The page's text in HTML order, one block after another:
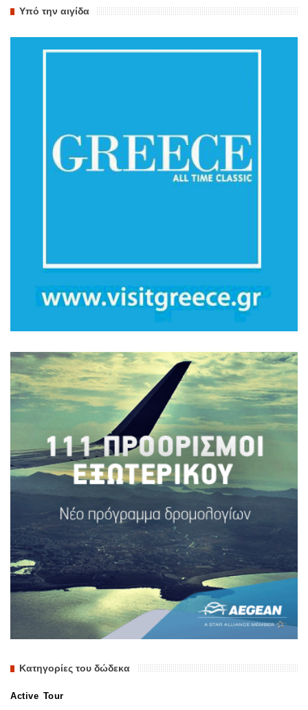
Υπό την αιγίδα
Κατηγορίες του δώδεκα
Active Tour